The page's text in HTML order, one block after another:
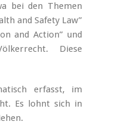
bei den Themen
and Safety Law”
and Action” und
Diese
erfasst, im
Es lohnt sich in